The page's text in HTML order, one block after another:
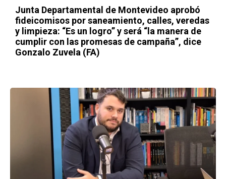
Junta Departamental de Montevideo aprobó
fideicomisos por saneamiento, calles, veredas
y limpieza: “Es un logro” y será “la manera de
cumplir con las promesas de campaña”, dice
Gonzalo Zuvela (FA)